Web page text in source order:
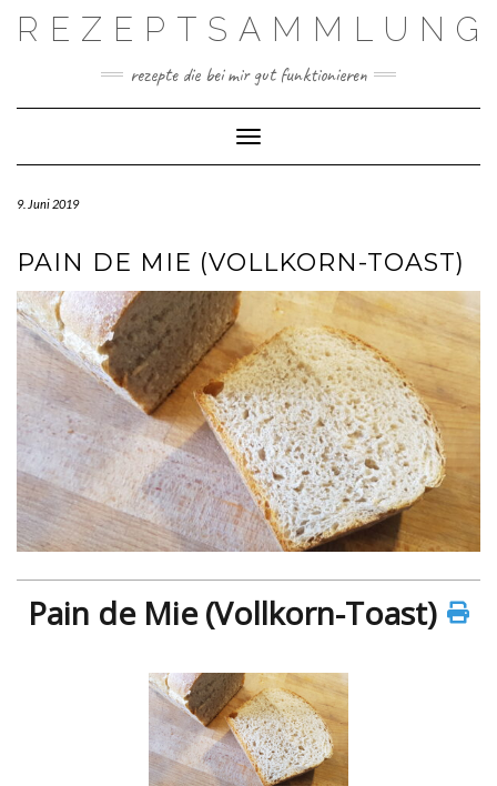
REZEPTSAMMLUNG
rezepte die bei mir gut funktionieren
Toggle Navigation
9. Juni 2019
PAIN DE MIE (VOLLKORN-TOAST)
Pain de Mie (Vollkorn-Toast)